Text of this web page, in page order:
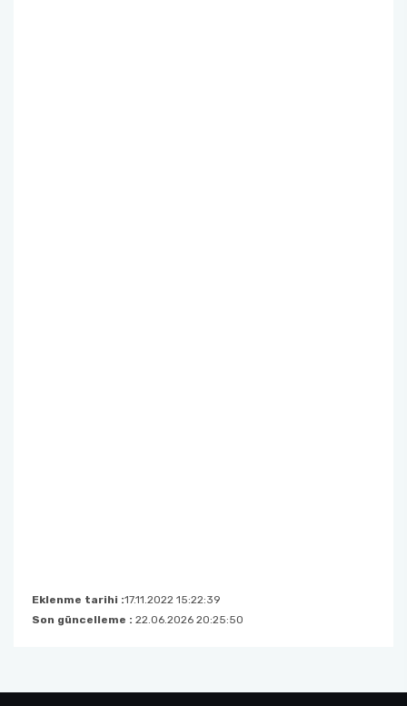
Eklenme tarihi :17.11.2022 15:22:39
Son güncelleme : 22.06.2026 20:25:50